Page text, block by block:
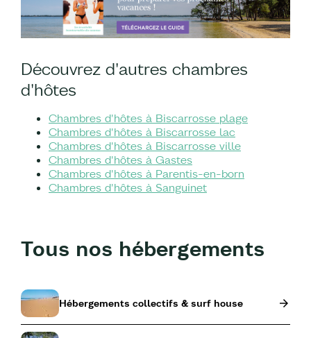
Découvrez d'autres chambres
d'hôtes
Chambres d'hôtes à Biscarrosse plage
Chambres d'hôtes à Biscarrosse lac
Chambres d'hôtes à Biscarrosse ville
Chambres d'hôtes à Gastes
Chambres d'hôtes à Parentis-en-born
Chambres d'hôtes à Sanguinet
Tous nos hébergements
Hébergements collectifs & surf house